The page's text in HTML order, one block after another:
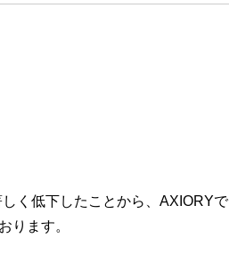
く低下したことから、AXIORYで
ります。